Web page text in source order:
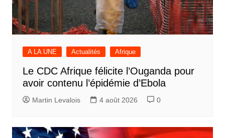
A LA UNE Actualités Afrique
Le CDC Afrique félicite l’Ouganda pour
avoir contenu l’épidémie d’Ebola
Martin Levalois 4 août 2026 0